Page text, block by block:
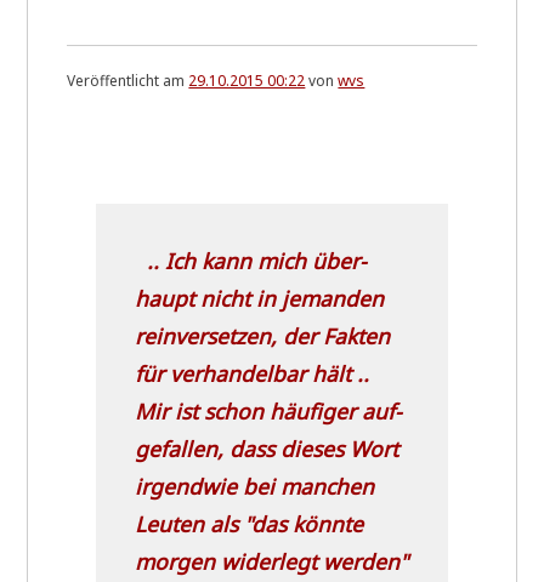
Veröffentlicht am 29.10.2015 00:22vonwvs
.. Ich kann mich über­
haupt nicht in jeman­den
rein­ver­set­zen, der Fak­ten
für ver­han­del­bar hält ..
Mir ist schon häu­fi­ger auf­
ge­fal­len, dass die­ses Wort
irgend­wie bei man­chen
Leu­ten als "das könn­te
mor­gen wider­legt wer­den"